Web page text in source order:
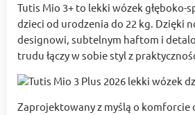
Tutis Mio 3+ to lekki wózek głęboko-
dzieci od urodzenia do 22 kg. Dzięki
designowi, subtelnym haftom i
trudu łączy w sobie styl z
Zaprojektowany z myślą o komforcie